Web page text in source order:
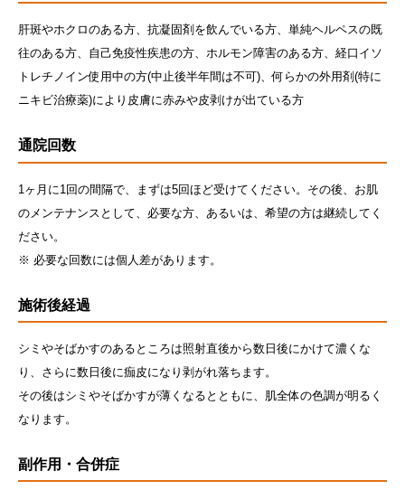
肝斑やホクロのある方、抗凝固剤を飲んでいる方、単純ヘルペスの既
往のある方、自己免疫性疾患の方、ホルモン障害のある方、経口イソ
トレチノイン使用中の方(中止後半年間は不可)、何らかの外用剤(特に
ニキビ治療薬)により皮膚に赤みや皮剥けが出ている方
通院回数
1ヶ月に1回の間隔で、まずは5回ほど受けてください。その後、お肌
のメンテナンスとして、必要な方、あるいは、希望の方は継続してく
ださい。
※ 必要な回数には個人差があります。
施術後経過
シミやそばかすのあるところは照射直後から数日後にかけて濃くな
り、さらに数日後に痂皮になり剥がれ落ちます。
その後はシミやそばかすが薄くなるとともに、肌全体の色調が明るく
なります。
副作用・合併症